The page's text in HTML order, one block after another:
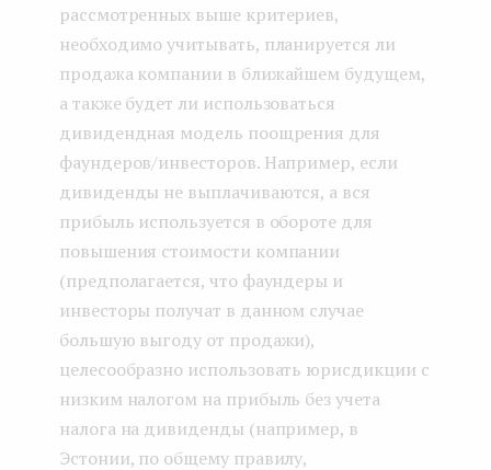
рассмотренных выше критериев,
необходимо учитывать, планируется ли
продажа компании в ближайшем будущем,
а также будет ли использоваться
дивидендная модель поощрения для
фаундеров/инвесторов. Например, если
дивиденды не выплачиваются, а вся
прибыль используется в обороте для
повышения стоимости компании
(предполагается, что фаундеры и
инвесторы получат в данном случае
большую выгоду от продажи),
целесообразно использовать юрисдикции с
низким налогом на прибыль без учета
налога на дивиденды (например, в
Эстонии, по общему правилу,